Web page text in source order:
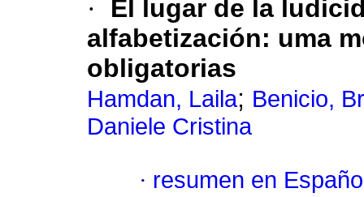
·
El lugar de la
alfabetización: uma
obligatorias
Hamdan, Laila; Benicio,
Daniele Cristina
· resumen en